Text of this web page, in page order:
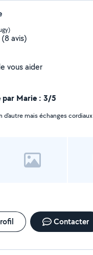
(8 avis)
vous aider
par Marie : 3/5
d'autre mais échanges cordiaux
Contacter